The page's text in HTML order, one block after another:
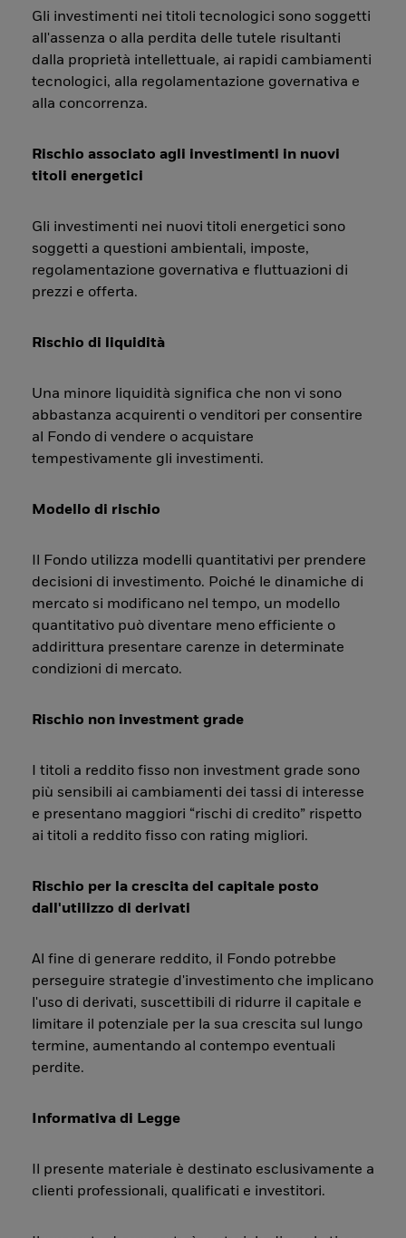
Gli investimenti nei titoli tecnologici sono soggetti
all'assenza o alla perdita delle tutele risultanti
dalla proprietà intellettuale, ai rapidi cambiamenti
tecnologici, alla regolamentazione governativa e
alla concorrenza.
Rischio associato agli investimenti in nuovi
titoli energetici
Gli investimenti nei nuovi titoli energetici sono
soggetti a questioni ambientali, imposte,
regolamentazione governativa e fluttuazioni di
prezzi e offerta.
Rischio di liquidità
Una minore liquidità significa che non vi sono
abbastanza acquirenti o venditori per consentire
al Fondo di vendere o acquistare
tempestivamente gli investimenti.
Modello di rischio
Il Fondo utilizza modelli quantitativi per prendere
decisioni di investimento. Poiché le dinamiche di
mercato si modificano nel tempo, un modello
quantitativo può diventare meno efficiente o
addirittura presentare carenze in determinate
condizioni di mercato.
Rischio non investment grade
I titoli a reddito fisso non investment grade sono
più sensibili ai cambiamenti dei tassi di interesse
e presentano maggiori “rischi di credito” rispetto
ai titoli a reddito fisso con rating migliori.
Rischio per la crescita del capitale posto
dall'utilizzo di derivati
Al fine di generare reddito, il Fondo potrebbe
perseguire strategie d'investimento che implicano
l'uso di derivati, suscettibili di ridurre il capitale e
limitare il potenziale per la sua crescita sul lungo
termine, aumentando al contempo eventuali
perdite.
Informativa di Legge
Il presente materiale è destinato esclusivamente a
clienti professionali, qualificati e investitori.